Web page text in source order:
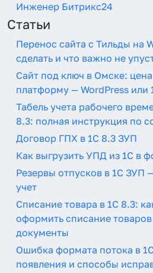
Инженер Битрикс24
Статьи
Перенос сайта с Тильды на
сделать и что важно не
Сайт под ключ в Омске:
платформу — WordPress или
Табель учета рабочего
8.3: полная инструкция по
Договор ГПХ в 1С 8.3 ЗУП
Как выгрузить УПД из 1С в
Резервы отпусков в 1С ЗУП
учет
Списание товара в 1С 8.3:
оформить списание
документы
Ошибка формата потока в
появления и способы